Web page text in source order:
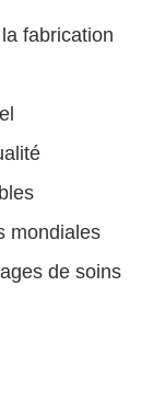
fabrication
mondiales
de soins